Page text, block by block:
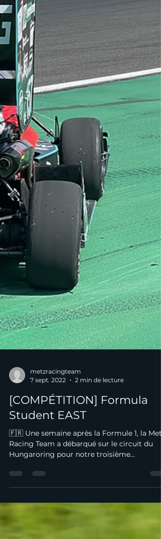
metzracingteam
7 sept. 2022
2 min de lecture
[COMPÉTITION] Formula
Student EAST
🇫🇷 Une semaine après la Formule 1, la Metz
compétition en un...